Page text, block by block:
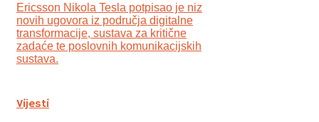
Ericsson Nikola Tesla potpisao je niz
novih ugovora iz područja digitalne
transformacije, sustava za kritične
zadaće te poslovnih komunikacijskih
sustava.
Vijesti